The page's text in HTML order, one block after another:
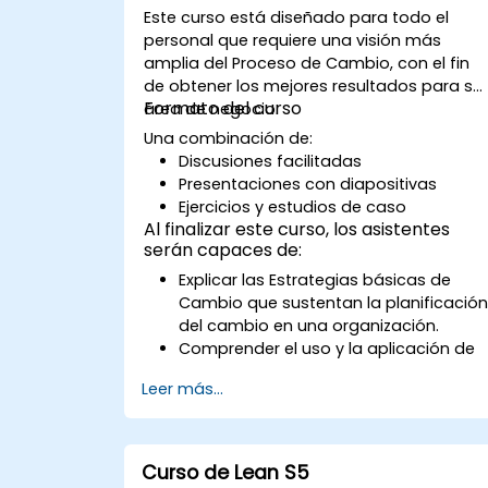
Este curso está diseñado para todo el
personal que requiere una visión más
amplia del Proceso de Cambio, con el fin
de obtener los mejores resultados para su
área de negocio.
Formato del curso
Una combinación de:
Discusiones facilitadas
Presentaciones con diapositivas
Ejercicios y estudios de caso
Al finalizar este curso, los asistentes
serán capaces de:
Explicar las Estrategias básicas de
Cambio que sustentan la planificación
del cambio en una organización.
Comprender el uso y la aplicación de
Elaborar un Plan de Cambio adecuado
para su área de negocio.
Leer más...
Curso de Lean S5